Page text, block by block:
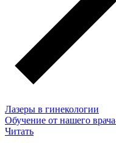
Лазеры в гинекологии
Обучение от нашего
Читать